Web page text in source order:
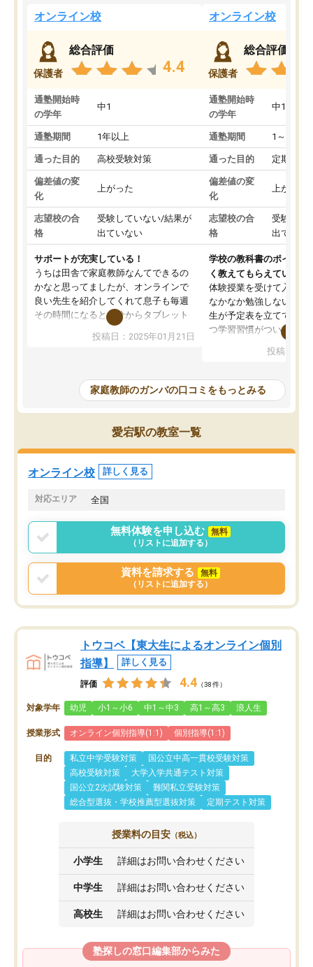
オンライン校
保護者
総合評価
4.4
通塾開始時
の学年
中1
通塾期間 1年以上
通った目的 高校受験対策
偏差値の変
化
上がった
志望校の合
格
受験していない/結果が
出ていない
サポートが充実している！
うちは田舎で家庭教師なんてできるの
かなと思ってましたが、オンラインで
良い先生を紹介してくれて息子も毎週
その時間になると自分からタブレット
を開いてzoomを繋げるようになりまし
た！5科目なんでもOKなのもとても気
めて1年ほどだった今では平均点以上の
科目が増えてきました！あと1年受験ま
であるので無料の週末教室を使用しな
がら頑張って欲しいと思います！
投稿日：2025年01月21日
オンライン校
保護者
総合評価
通塾開始時
の学年
中1
通塾期間 1～3ヵ月
通った目的 定期テス
偏差値の変
化
上がった
志望校の合
格
受験して
出ていな
学校の教科書のポイント
く教えてもらえている
体験授業を受けて入塾し
なかなか勉強しない息子
生が予定表を立ててくれ
つ学習習慣がついてきま
指導が無い日も予定表
問できるのでとても助か
投稿日：
家庭教師のガンバの口コミをもっとみる
愛宕駅の教室一覧
オンライン校 詳しく見る
対応エリア 全国
無料体験を申し込む
無料
（リストに追加する）
資料を請求する
無料
（リストに追加する）
トウコベ【東大生によるオンライン個別
指導】
詳しく見る
評価 4.4 （38件）
対象学年 幼児 小1～小6 中1～中3 高1～高3 浪人生
授業形式 オンライン個別指導(1:1) 個別指導(1:1)
目的 私立中学受験対策
国公立中高一貫校受験対策
高校受験対策
大学入学共通テスト対策
国公立2次試験対策
難関私立受験対策
総合型選抜・学校推薦型選抜対策
定期テスト対策
授業料の目安 （税込）
小学生 詳細はお問い合わせください
中学生 詳細はお問い合わせください
高校生 詳細はお問い合わせください
塾探しの窓口編集部からみた